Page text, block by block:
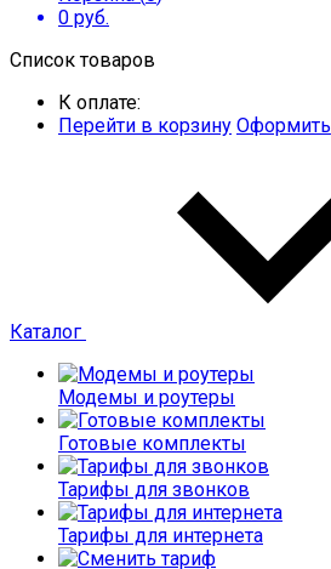
0 руб.
Список товаров
К оплате:
Перейти в корзину Оформить
Каталог
Модемы и роутеры
Готовые комплекты
Тарифы для звонков
Тарифы для интернета